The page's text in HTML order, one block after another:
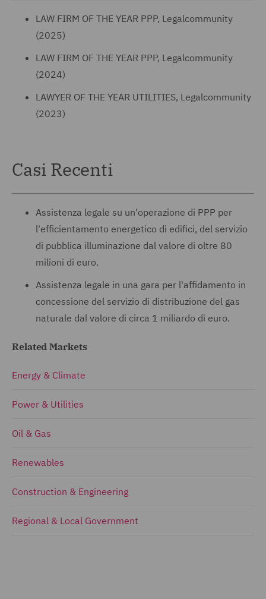
LAW FIRM OF THE YEAR PPP, Legalcommunity
(2025)
LAW FIRM OF THE YEAR PPP, Legalcommunity
(2024)
LAWYER OF THE YEAR UTILITIES, Legalcommunity
(2023)
Casi Recenti
Assistenza legale su un'operazione di PPP per
l'efficientamento energetico di edifici, del servizio
di pubblica illuminazione dal valore di oltre 80
milioni di euro.
Assistenza legale in una gara per l'affidamento in
concessione del servizio di distribuzione del gas
naturale dal valore di circa 1 miliardo di euro.
Related Markets
Energy & Climate
Power & Utilities
Oil & Gas
Renewables
Construction & Engineering
Regional & Local Government